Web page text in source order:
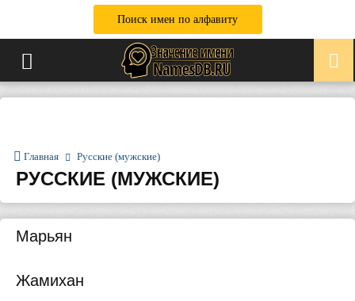
Поиск имен по алфавиту
Главная Русские (мужские)
РУССКИЕ (МУЖСКИЕ)
Марьян
Жамихан